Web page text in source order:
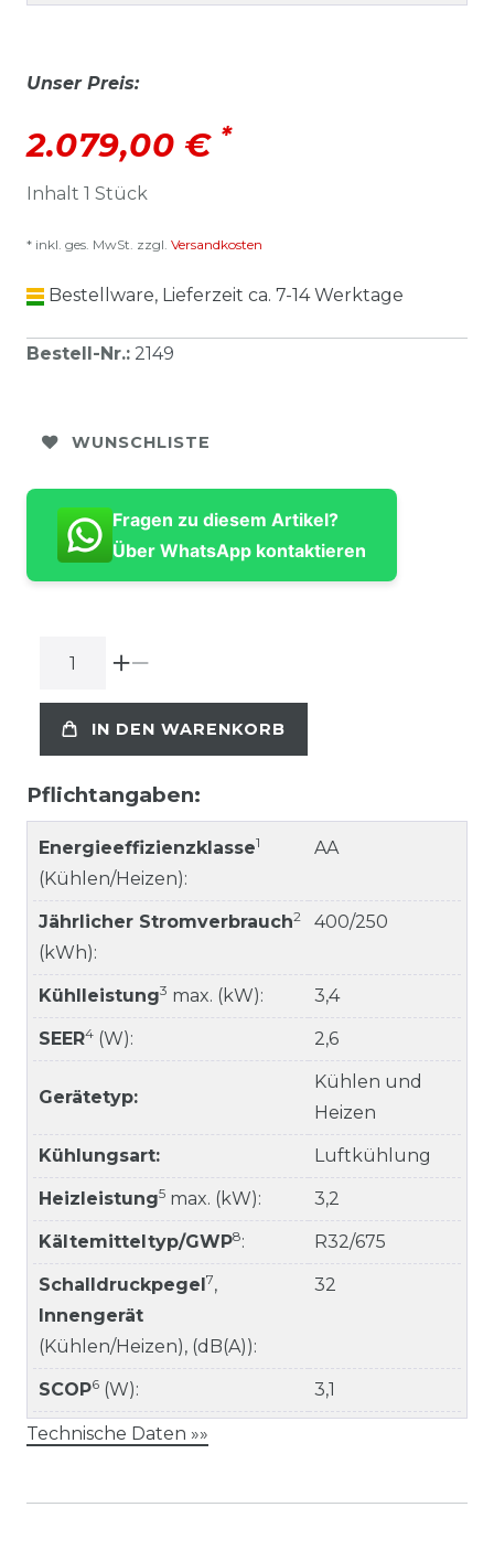
Unser Preis:
2.079,00 € *
Inhalt 1 Stück
* inkl. ges. MwSt. zzgl. Versandkosten
Bestellware, Lieferzeit ca. 7-14 Werktage
Bestell-Nr.: 2149
WUNSCHLISTE
Fragen zu diesem Artikel?
Über WhatsApp kontaktieren
IN DEN WARENKORB
Pflichtangaben:
Energieeffizienzklasse1
(Kühlen/Heizen):
AA
Jährlicher Stromverbrauch2
(kWh):
400/250
Kühlleistung3 max. (kW): 3,4
SEER4 (W): 2,6
Gerätetyp:
Kühlen und
Heizen
Kühlungsart: Luftkühlung
Heizleistung5 max. (kW): 3,2
Kältemitteltyp/GWP8: R32/675
Schalldruckpegel 7,
Innengerät
(Kühlen/Heizen), (dB(A)):
32
SCOP6 (W): 3,1
Technische Daten »»